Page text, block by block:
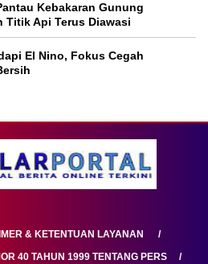
Kebakaran Gunung
Titik Api Terus Diawasi
El Nino, Fokus Cegah
& KETENTUAN LAYANAN
40 TAHUN 1999 TENTANG PERS